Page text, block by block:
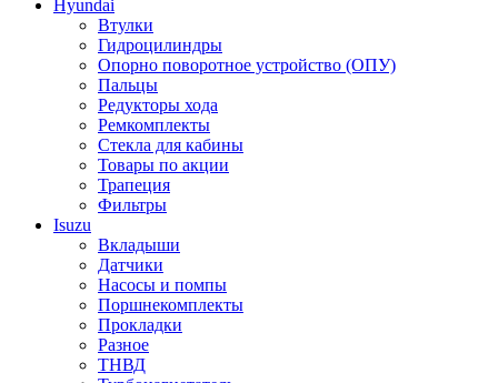
Hyundai
Втулки
Гидроцилиндры
Опорно поворотное устройство (ОПУ)
Пальцы
Редукторы хода
Ремкомплекты
Стекла для кабины
Товары по акции
Трапеция
Фильтры
Isuzu
Вкладыши
Датчики
Насосы и помпы
Поршнекомплекты
Прокладки
Разное
ТНВД